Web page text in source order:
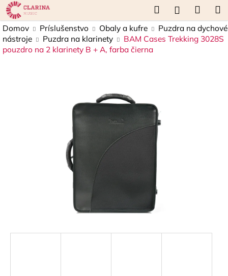
Prejsť
na
obsah
Hľadať
košík
Domov Príslušenstvo Obaly a kufre
Puzdra na dychové
nástroje
Puzdra na klarinety
BAM Cases Trekking 3028S
pouzdro na 2 klarinety B + A, farba čierna
K
o
š
k
Späť
Späť
Č